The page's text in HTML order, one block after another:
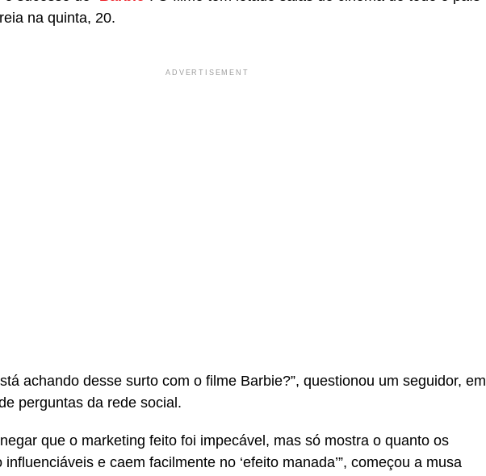
na quinta, 20.
ADVERTISEMENT
achando desse surto com o filme Barbie?”, questionou um seguidor, em
perguntas da rede social.
que o marketing feito foi impecável, mas só mostra o quanto os
influenciáveis e caem facilmente no ‘efeito manada’”, começou a musa